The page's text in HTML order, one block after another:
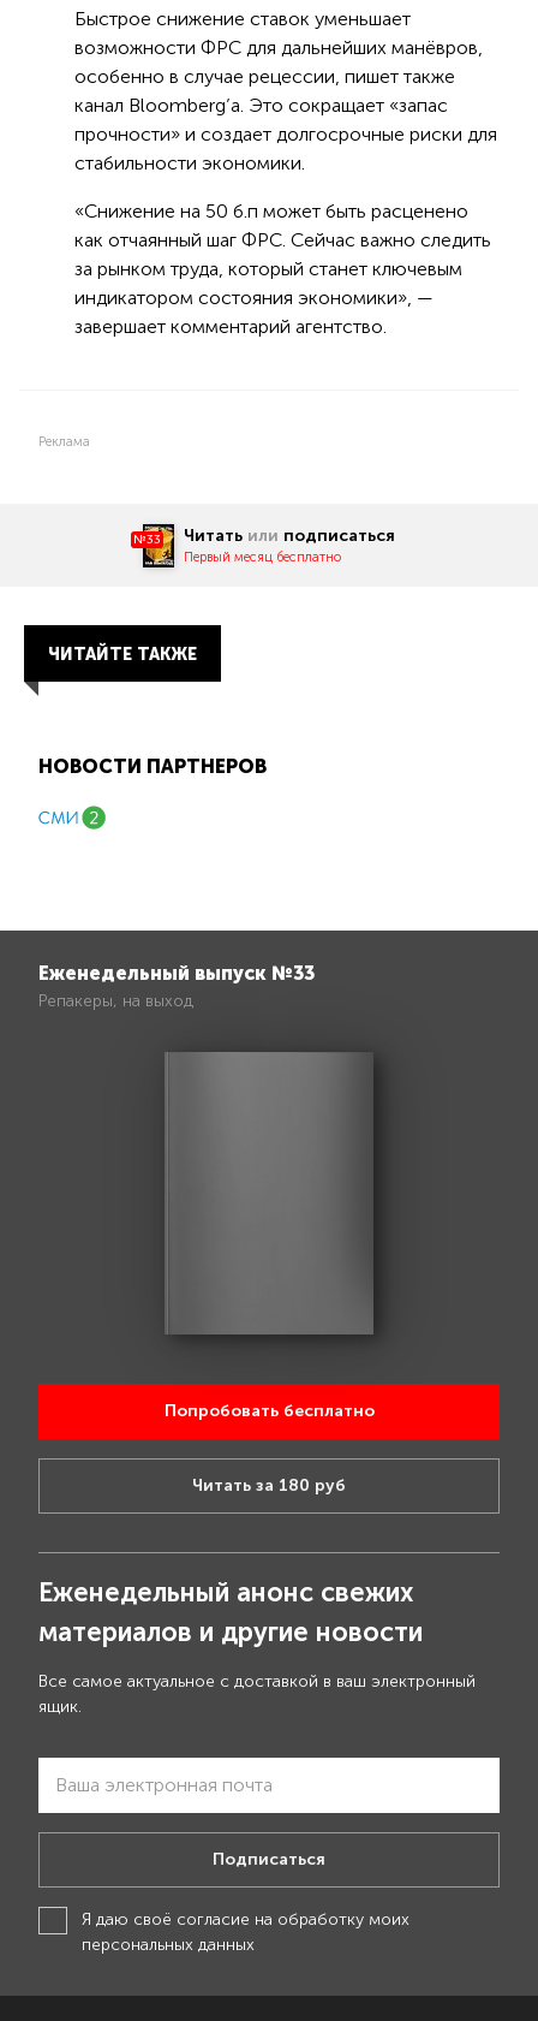
Быстрое снижение ставок уменьшает
возможности ФРС для дальнейших манёвров,
особенно в случае рецессии, пишет также
канал Bloomberg’а. Это сокращает «запас
прочности» и создает долгосрочные риски для
стабильности экономики.
«Снижение на 50 б.п может быть расценено
как отчаянный шаг ФРС. Сейчас важно следить
за рынком труда, который станет ключевым
индикатором состояния экономики», —
завершает комментарий агентство.
Реклама
№33 Читать или подписаться
Первый месяц бесплатно
ЧИТАЙТЕ ТАКЖЕ
НОВОСТИ ПАРТНЕРОВ
Еженедельный выпуск №33
Репакеры, на выход
Попробовать бесплатно
Читать за 180 руб
Еженедельный анонс свежих
материалов и другие новости
Все самое актуальное с доставкой в ваш электронный
ящик.
Подписаться
Я даю своё согласие на обработку моих
персональных данных